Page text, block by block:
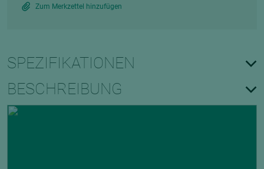
Zum Merkzettel hinzufügen
SPEZIFIKATIONEN
BESCHREIBUNG